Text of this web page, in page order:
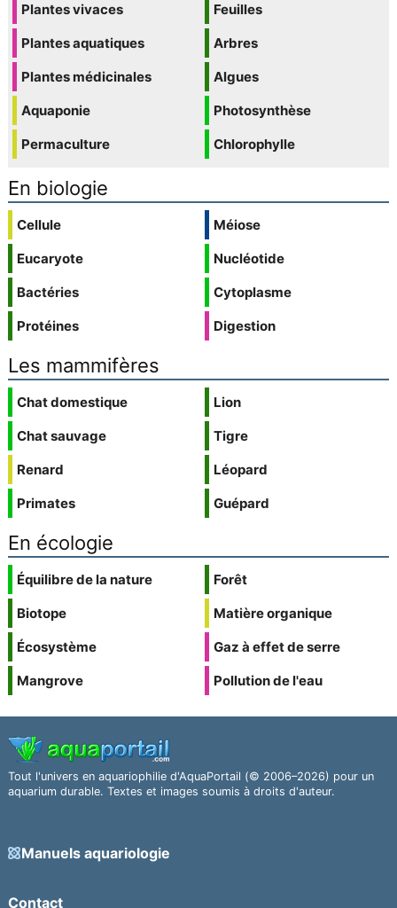
Plantes vivaces
Plantes aquatiques
Plantes médicinales
Aquaponie
Permaculture
Feuilles
Arbres
Algues
Photosynthèse
Chlorophylle
En biologie
Cellule
Eucaryote
Bactéries
Protéines
Méiose
Nucléotide
Cytoplasme
Digestion
Les mammifères
Chat domestique
Chat sauvage
Renard
Primates
Lion
Tigre
Léopard
Guépard
En écologie
Équilibre de la nature
Biotope
Écosystème
Mangrove
Forêt
Matière organique
Gaz à effet de serre
Pollution de l'eau
Tout l'univers en aquariophilie d'AquaPortail (© 2006–2026) pour un
aquarium durable. Textes et images soumis à droits d'auteur.
Manuels aquariologie
Contact